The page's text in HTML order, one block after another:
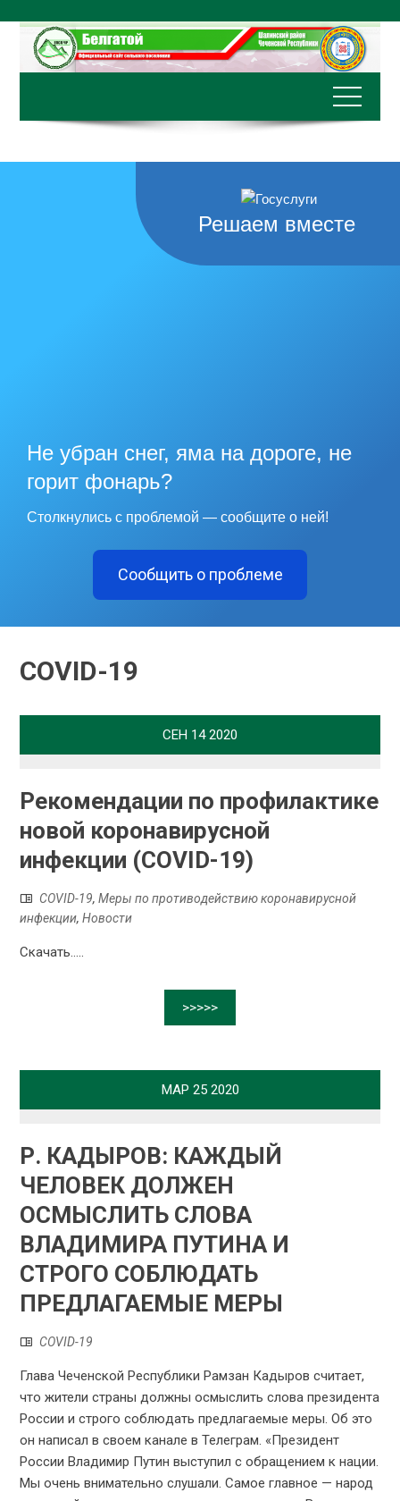
содержимому
Решаем вместе
Не убран снег, яма на дороге, не
горит фонарь?
Столкнулись с проблемой — сообщите о ней!
Сообщить о проблеме
COVID-19
СЕН 14 2020
Рекомендации по профилактике
новой коронавирусной
инфекции (COVID-19)
COVID-19,Меры по противодействию коронавирусной
инфекции,Новости
Скачать.....
>>>>>
МАР 25 2020
Р. КАДЫРОВ: КАЖДЫЙ
ЧЕЛОВЕК ДОЛЖЕН
ОСМЫСЛИТЬ СЛОВА
ВЛАДИМИРА ПУТИНА И
СТРОГО СОБЛЮДАТЬ
ПРЕДЛАГАЕМЫЕ МЕРЫ
COVID-19
Глава Чеченской Республики Рамзан Кадыров считает,
что жители страны должны осмыслить слова президента
России и строго соблюдать предлагаемые меры. Об это
он написал в своем канале в Телеграм. «Президент
России Владимир Путин выступил с обращением к нации.
Мы очень внимательно слушали. Самое главное — народ